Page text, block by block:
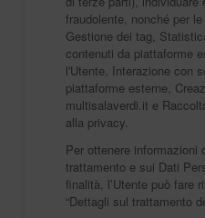
fraudolente, nonché per
Gestione dei tag,
contenuti da piattaforme
l'Utente, Interazione con
piattaforme esterne,
multisalaverdi.it e
alla privacy.
Per ottenere informazioni
trattamento e sui Dati
finalità, l’Utente può fare
“Dettagli sul trattamento